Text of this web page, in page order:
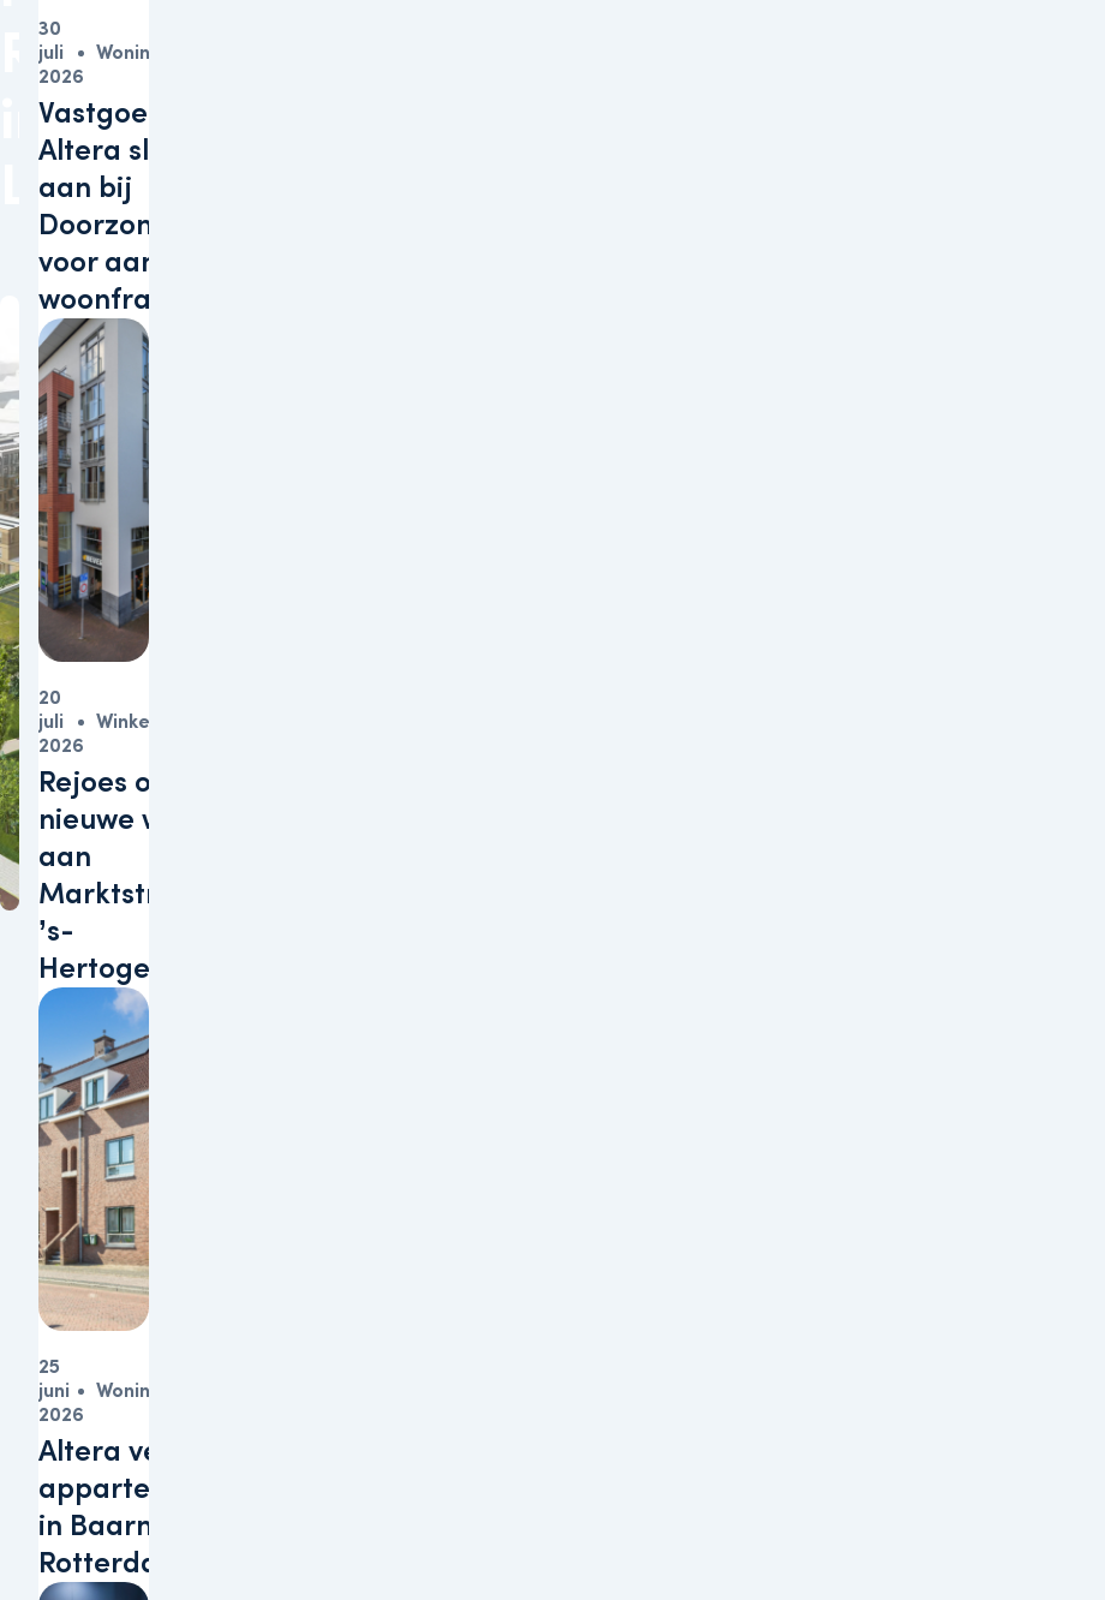
Robijnhof
in
Leiden
Vastgoedbelegger
Altera sluit zich
aan bij
Doorzonconvenant
voor aanpak
woonfraude
30
juli
2026
Woningen
Rejoes opent
nieuwe winkel
aan
Marktstraat in
’s-
Hertogenbosch
20
juli
2026
Winkels
Altera verkoopt
appartementen
in Baarn en
Rotterdam
25
juni
2026
Woningen